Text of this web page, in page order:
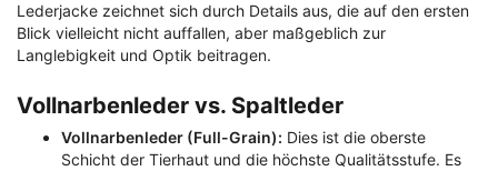
Lederjacke zeichnet sich durch Details aus, die auf den ersten
Blick vielleicht nicht auffallen, aber maßgeblich zur
Langlebigkeit und Optik beitragen.
Vollnarbenleder vs. Spaltleder
Vollnarbenleder (Full-Grain): Dies ist die oberste
Schicht der Tierhaut und die höchste Qualitätsstufe. Es